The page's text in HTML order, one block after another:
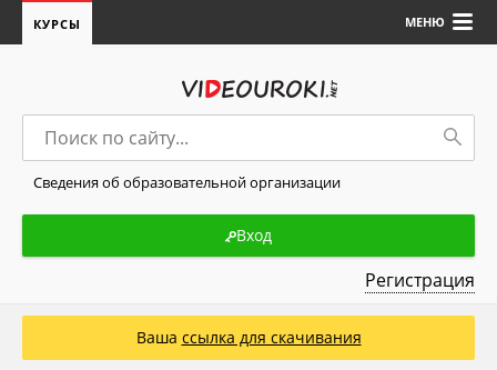
МЕНЮ
КУРСЫ
Сведения об образовательной организации
Вход
Регистрация
Ваша ссылка для скачивания